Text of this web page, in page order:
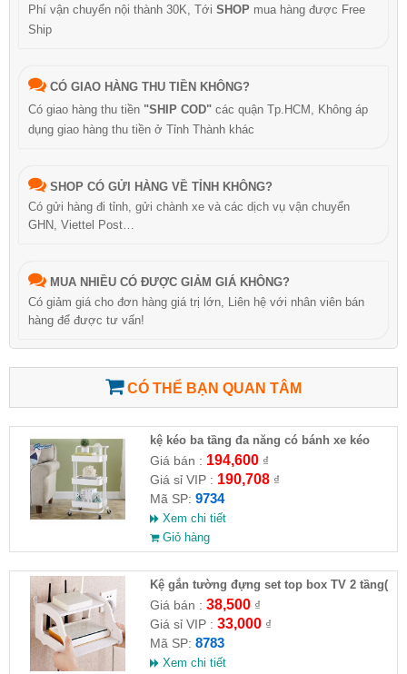
Phí vận chuyển nội thành 30K, Tới SHOP mua hàng được Free
Ship
CÓ GIAO HÀNG THU TIỀN KHÔNG?
Có giao hàng thu tiền "SHIP COD" các quận Tp.HCM, Không áp
dụng giao hàng thu tiền ở Tỉnh Thành khác
SHOP CÓ GỬI HÀNG VỀ TỈNH KHÔNG?
Có gửi hàng đi tỉnh, gửi chành xe và các dịch vụ vận chuyển
GHN, Viettel Post…
MUA NHIỀU CÓ ĐƯỢC GIẢM GIÁ KHÔNG?
Có giảm giá cho đơn hàng giá trị lớn, Liên hệ với nhân viên bán
hàng để được tư vấn!
CÓ THỂ BẠN QUAN TÂM
kệ kéo ba tầng đa năng có bánh xe kéo
Giá bán : 194,600₫
Giá sỉ VIP : 190,708₫
Mã SP: 9734
Xem chi tiết
Giỏ hàng
Kệ gắn tường đựng set top box TV 2 tầng(
HĐ )
Giá bán : 38,500₫
Giá sỉ VIP : 33,000₫
Mã SP: 8783
Xem chi tiết